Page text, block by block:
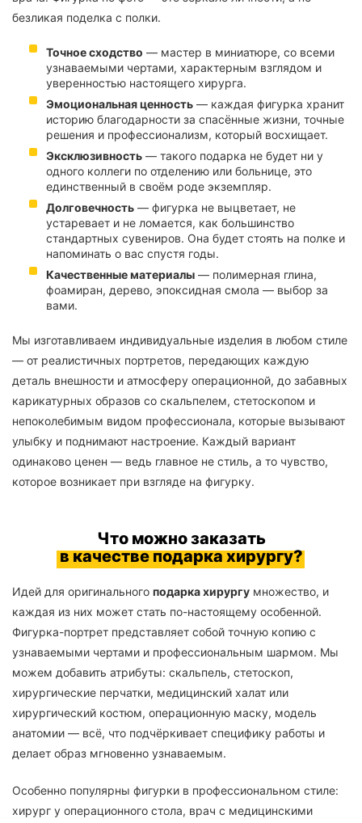
безликая поделка с полки.
Точное сходство — мастер в миниатюре, со всеми
узнаваемыми чертами, характерным взглядом и
уверенностью настоящего хирурга.
Эмоциональная ценность — каждая фигурка хранит
историю благодарности за спасённые жизни, точные
решения и профессионализм, который восхищает.
Эксклюзивность — такого подарка не будет ни у
одного коллеги по отделению или больнице, это
единственный в своём роде экземпляр.
Долговечность — фигурка не выцветает, не
устаревает и не ломается, как большинство
стандартных сувениров. Она будет стоять на полке и
напоминать о вас спустя годы.
Качественные материалы — полимерная глина,
фоамиран, дерево, эпоксидная смола — выбор за
вами.
Мы изготавливаем индивидуальные изделия в любом стиле
— от реалистичных портретов, передающих каждую
деталь внешности и атмосферу операционной, до забавных
карикатурных образов со скальпелем, стетоскопом и
непоколебимым видом профессионала, которые вызывают
улыбку и поднимают настроение. Каждый вариант
одинаково ценен — ведь главное не стиль, а то чувство,
которое возникает при взгляде на фигурку.
Что можно заказать
в качестве подарка хирургу?
Идей для оригинального подарка хирургу множество, и
каждая из них может стать по-настоящему особенной.
Фигурка-портрет представляет собой точную копию с
узнаваемыми чертами и профессиональным шармом. Мы
можем добавить атрибуты: скальпель, стетоскоп,
хирургические перчатки, медицинский халат или
хирургический костюм, операционную маску, модель
анатомии — всё, что подчёркивает специфику работы и
делает образ мгновенно узнаваемым.
Особенно популярны фигурки в профессиональном стиле:
хирург у операционного стола, врач с медицинскими